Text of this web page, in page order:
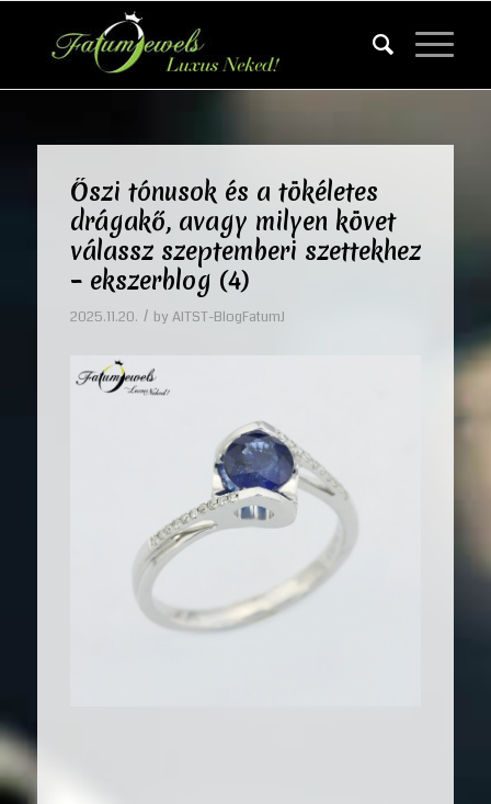
Őszi tónusok és a tökéletes
drágakő, avagy milyen követ
válassz szeptemberi szettekhez
– ekszerblog (4)
2025.11.20. / by AITST-BlogFatumJ